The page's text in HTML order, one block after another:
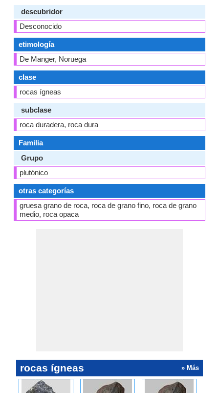
descubridor
Desconocido
etimología
De Manger, Noruega
clase
rocas ígneas
subclase
roca duradera, roca dura
Familia
Grupo
plutónico
otras categorías
gruesa grano de roca, roca de grano fino, roca de grano
medio, roca opaca
rocas ígneas » Más